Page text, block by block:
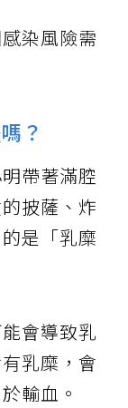
染風險需
？
帶著滿腔
披薩、炸
是「乳糜
會導致乳
乳糜，會
輸血。